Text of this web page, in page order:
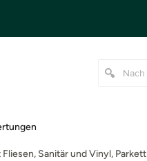
4.8 von 5 Sternen
Sanitär und Vinyl, Parkett